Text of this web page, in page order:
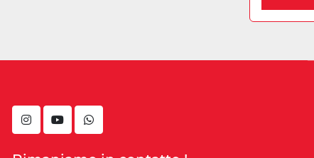
instagramyoutubewhatsapp